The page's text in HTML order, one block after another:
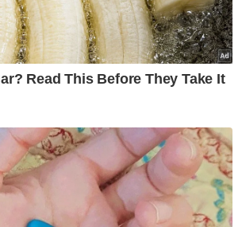
siasat kes rasuah
pengubahan wang haram Adam
ke 9 Julai ini
direman kes rasuah RM20,000
antara sektor yang sudah
menggariskan inisiatif
berkenaan ialah
beberapa sektor
petanda yang baik sekali gus